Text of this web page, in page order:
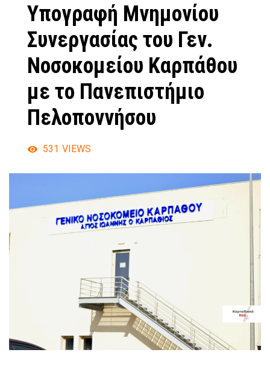
Υπογραφή Μνημονίου
Συνεργασίας του Γεν.
Νοσοκομείου Καρπάθου
με το Πανεπιστήμιο
Πελοποννήσου
531 VIEWS